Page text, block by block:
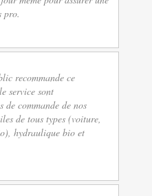
pro.
recommande ce
service sont
de commande de nos
de tous types (voiture,
hydraulique bio et